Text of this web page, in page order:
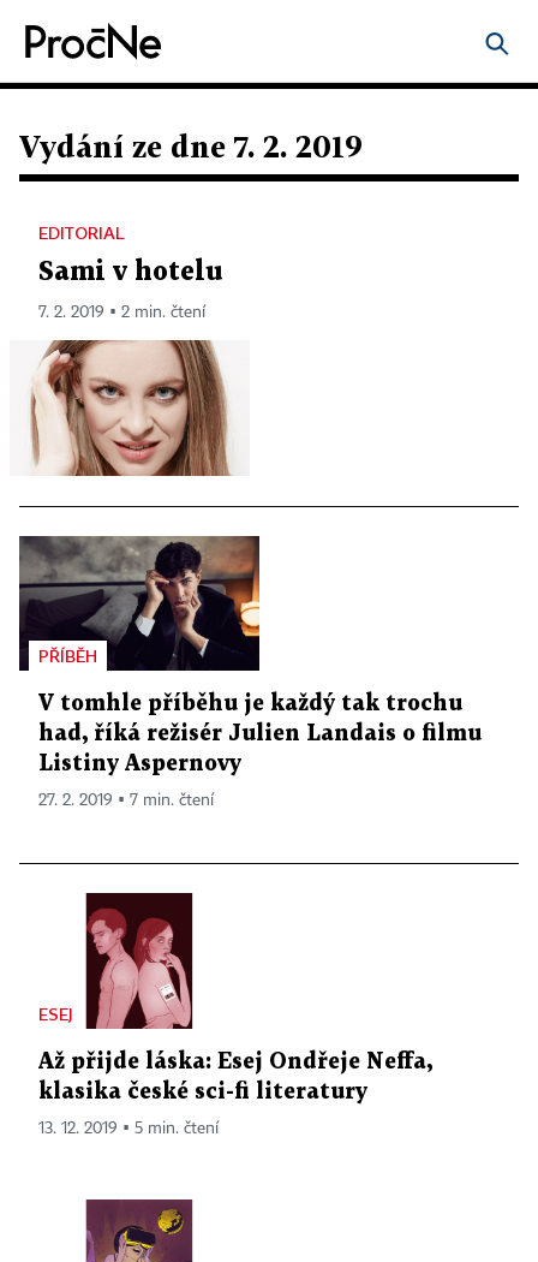
Vydání ze dne 7. 2. 2019
Sami v hotelu
EDITORIAL
7. 2. 2019 ▪ 2 min. čtení
PŘÍBĚH
V tomhle příběhu je každý tak trochu
had, říká režisér Julien Landais o filmu
Listiny Aspernovy
27. 2. 2019 ▪ 7 min. čtení
ESEJ
Až přijde láska: Esej Ondřeje Neffa,
klasika české sci-fi literatury
13. 12. 2019 ▪ 5 min. čtení